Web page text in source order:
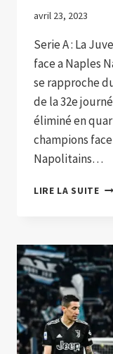
avril 23, 2023
Serie A : La
face a Naples
se rapproche
de la 32e
éliminé en
champions
Napolitains…
LIRE LA SUITE
ET
SE
DU